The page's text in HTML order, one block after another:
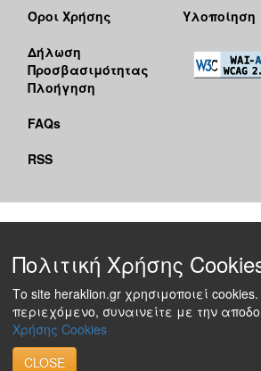
Όροι Χρήσης
Δήλωση
Προσβασιμότητας
Πλοήγηση
FAQs
RSS
Υλοποίηση
Πολιτική Χρήσης
Το site heraklion.gr χρησιμοποιεί
περιεχόμενο, συναινείτε με την
Χρήσης Cookies
CLOSE